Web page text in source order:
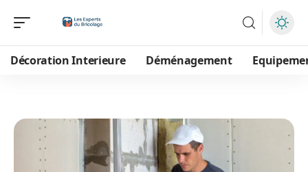
Décoration Interieure Déménagement